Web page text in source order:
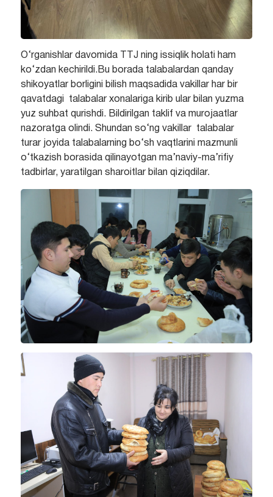
O‘rganishlar davomida TTJ ning issiqlik holati ham
ko‘zdan kechirildi.Bu borada talabalardan qanday
shikoyatlar borligini bilish maqsadida vakillar har bir
qavatdagi talabalar xonalariga kirib ular bilan yuzma
yuz suhbat qurishdi. Bildirilgan taklif va murojaatlar
nazoratga olindi. Shundan so‘ng vakillar talabalar
turar joyida talabalarning bo‘sh vaqtlarini mazmunli
o‘tkazish borasida qilinayotgan ma’naviy-ma’rifiy
tadbirlar, yaratilgan sharoitlar bilan qiziqdilar.